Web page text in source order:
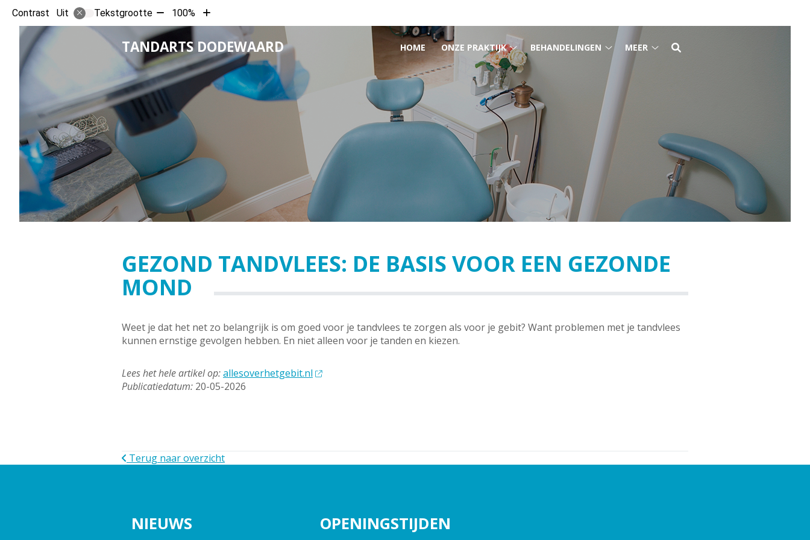
Contrast Uit Tekstgrootte Tekst
verkleinen
met
10%
100%
Tekst
vergroten
10%
TANDARTS DODEWAARDHOOFDMENUHOME ONZE PRAKTIJK
Onze
praktijk
submenu
BEHANDELINGEN
Behandelingen
submenu
MEER
GEZOND TANDVLEES: DE BASIS VOOR EEN GEZONDE
MOND
Weet je dat het net zo belangrijk is om goed voor je tandvlees te zorgen als voor je gebit? Want problemen met je tandvlees
kunnen ernstige gevolgen hebben. En niet alleen voor je tanden en kiezen.
Lees het hele artikel op:allesoverhetgebit.nl
Publicatiedatum: 20-05-2026
Terug naar overzicht
NIEUWS OPENINGSTIJDEN